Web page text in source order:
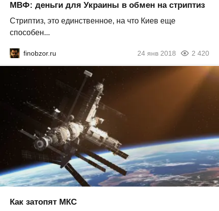
МВФ: деньги для Украины в обмен на стриптиз
Стриптиз, это единственное, на что Киев еще
способен...
finobzor.ru 24 янв 2018 2 420
Как затопят МКС